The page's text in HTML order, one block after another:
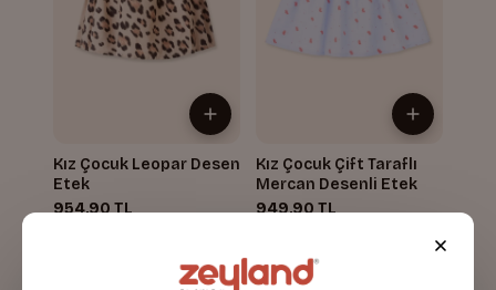
Kız Çocuk Leopar Desen
Etek
954,90 TL
Kız Çocuk Çift Taraflı
Mercan Desenli Etek
949,90 TL